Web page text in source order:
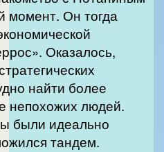
момент. Он тогда
Оказалось,
найти более
непохожих людей.
были идеально
тандем.